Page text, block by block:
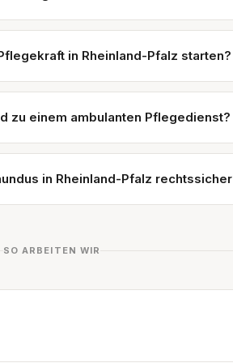
in Rheinland-Pfalz starten?
zu einem ambulanten Pflegedienst?
in Rheinland-Pfalz
SO ARBEITEN WIR